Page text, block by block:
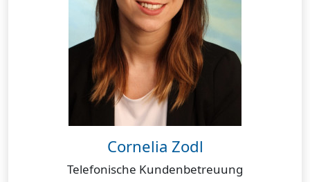
Cornelia Zodl
Telefonische Kundenbetreuung